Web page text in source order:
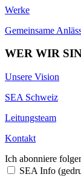
Werke
Gemeinsame
WER WIR
Unsere Vision
SEA Schweiz
Leitungsteam
Kontakt
Ich abonniere
SEA Info